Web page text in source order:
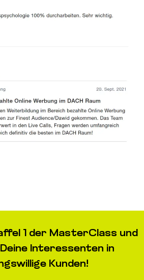
1 der MasterClass und
Interessenten in
Kunden!